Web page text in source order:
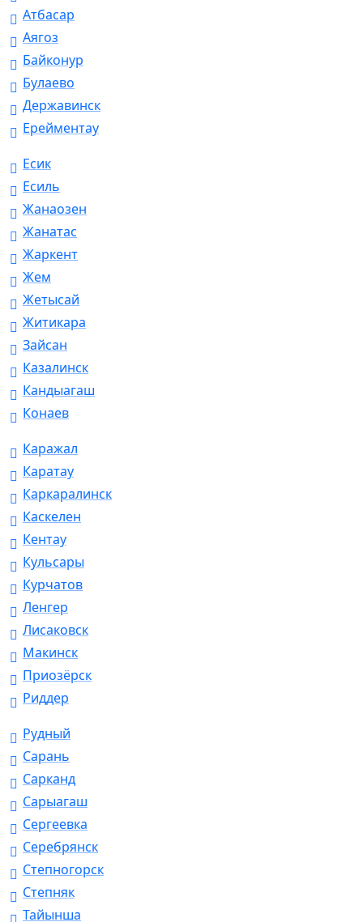
Атбасар
Аягоз
Байконур
Булаево
Державинск
Ерейментау
Есик
Есиль
Жанаозен
Жанатас
Жаркент
Жем
Жетысай
Житикара
Зайсан
Казалинск
Кандыагаш
Конаев
Каражал
Каратау
Каркаралинск
Каскелен
Кентау
Кульсары
Курчатов
Ленгер
Лисаковск
Макинск
Приозёрск
Риддер
Рудный
Сарань
Сарканд
Сарыагаш
Сергеевка
Серебрянск
Степногорск
Степняк
Тайынша